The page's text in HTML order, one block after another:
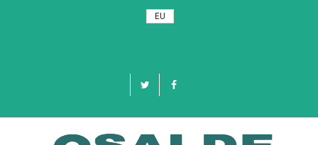
EU